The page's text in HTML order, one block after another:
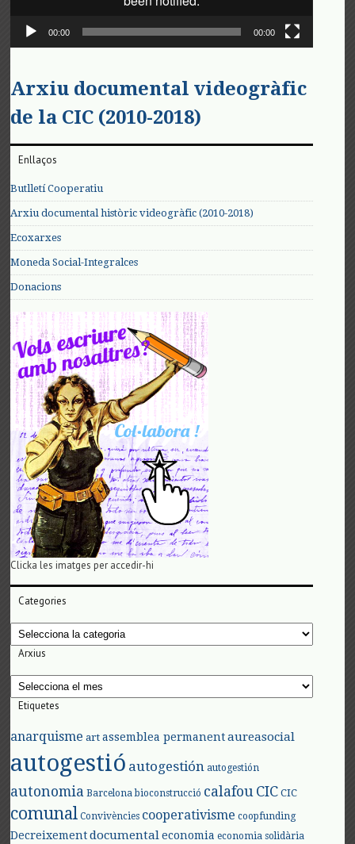
00:00 00:00
Arxiu documental videogràfic
de la CIC (2010-2018)
Enllaços
Butlletí Cooperatiu
Arxiu documental històric videogràfic (2010-2018)
Ecoxarxes
Moneda Social-Integralces
Donacions
Clicka les imatges per accedir-hi
Categories
Categories
Arxius
Arxius
Etiquetes
anarquisme art assemblea permanent aureasocial
autogestió autogestión autogestión
autonomia Barcelona bioconstrucció calafou CIC CIC
comunal Convivències cooperativisme coopfunding
Decreixement documental economia economia solidària